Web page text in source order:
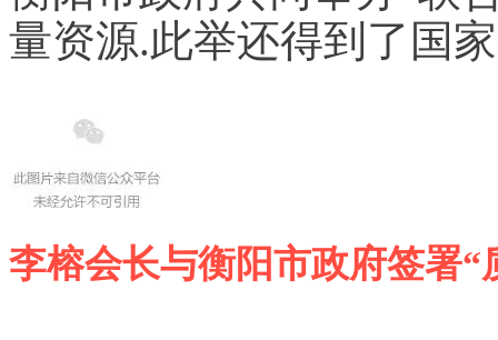
量资源.此举还得到了国
李榕会长与衡阳市政府签署